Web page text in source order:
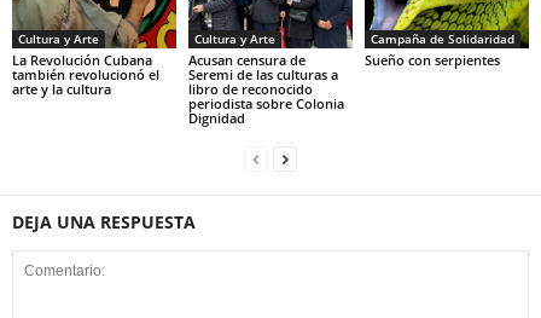
Cultura y Arte
La Revolución Cubana
también revolucionó el
arte y la cultura
Cultura y Arte
Acusan censura de
Seremi de las culturas a
libro de reconocido
periodista sobre Colonia
Dignidad
Campaña de Solidaridad
Sueño con serpientes
DEJA UNA RESPUESTA